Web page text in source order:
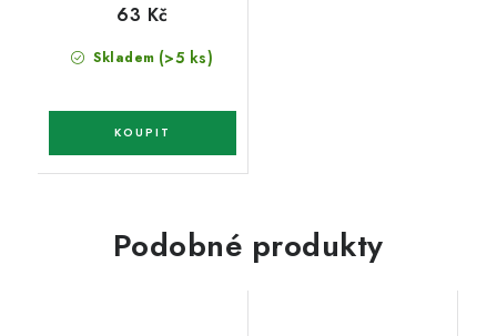
Skladem (>5 ks)
63 Kč
Podobné produkty